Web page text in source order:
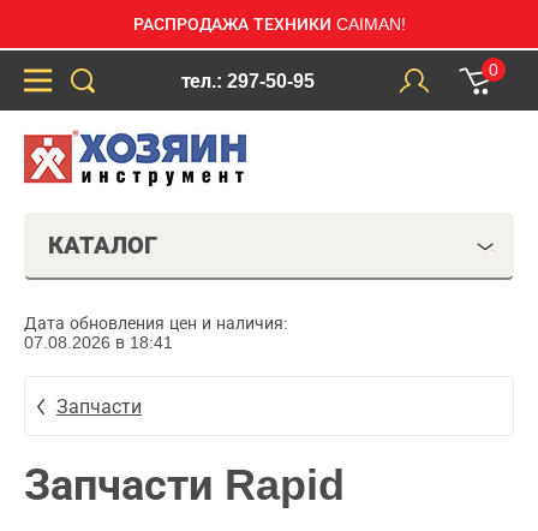
РАСПРОДАЖА ТЕХНИКИ CAIMAN!
тел.: 297-50-95
0
КАТАЛОГ
Дата обновления цен и наличия:
07.08.2026 в 18:41
Запчасти
Запчасти Rapid